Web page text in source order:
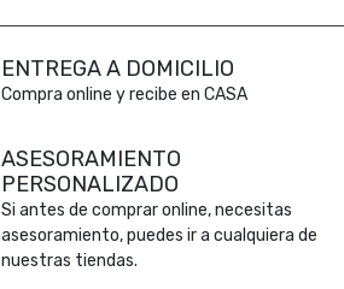
ENTREGA A DOMICILIO
Compra online y recibe en CASA
ASESORAMIENTO
PERSONALIZADO
Si antes de comprar online, necesitas
asesoramiento, puedes ir a cualquiera de
nuestras tiendas.